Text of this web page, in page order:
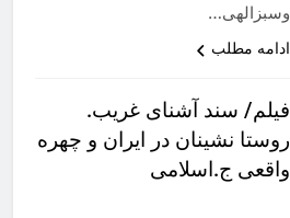
وسبزالهی…
ادامه مطلب
فیلم/ سند آشنای غریب.
روستا نشینان در ایران و چهره
واقعی ج.اسلامی